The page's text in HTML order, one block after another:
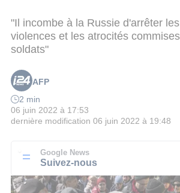
"Il incombe à la Russie d'arrêter
violences et les atrocités
soldats"
AFP
2 min
06 juin 2022 à 17:53
dernière modification 06 juin 2022 à 19:48
Google News
Suivez-nous